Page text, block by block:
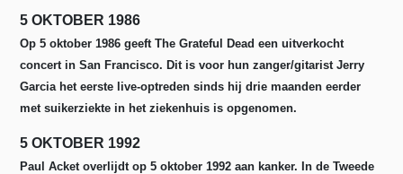
5 OKTOBER 1986
Op 5 oktober 1986 geeft The Grateful Dead een uitverkocht
concert in San Francisco. Dit is voor hun zanger/gitarist Jerry
Garcia het eerste live-optreden sinds hij drie maanden eerder
met suikerziekte in het ziekenhuis is opgenomen.
5 OKTOBER 1992
Paul Acket overlijdt op 5 oktober 1992 aan kanker. In de Tweede